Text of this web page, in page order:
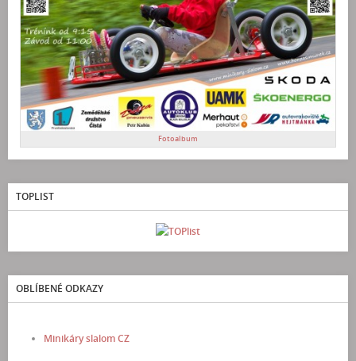
Fotoalbum
TOPLIST
OBLÍBENÉ ODKAZY
Minikáry slalom CZ